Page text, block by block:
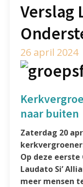
Verslag
26 april 2024
naar buiten
Zaterdag 20
Op deze
Laudato Si’
meer mensen